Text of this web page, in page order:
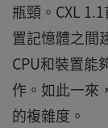
瓶頸。CXL
置記憶體之間
CPU和裝置能
作。如此一來
的複雜度。